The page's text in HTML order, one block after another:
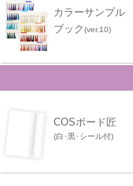
カラーサンプル
ブック(ver.10)
COSボード匠
(白･黒･シール付)